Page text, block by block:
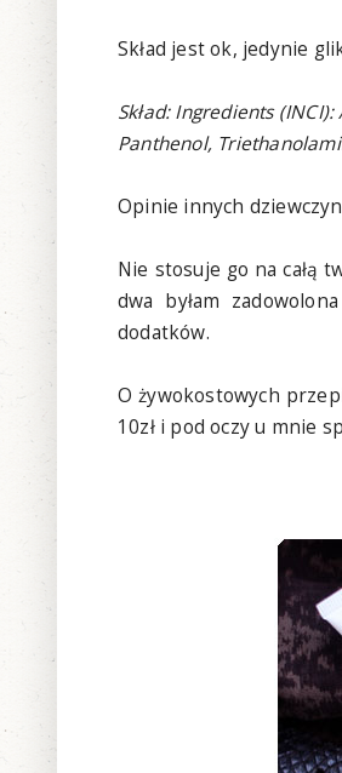
Skład jest ok, jedynie
Skład: Ingredients
Panthenol,
Opinie innych
Nie stosuje go na całą
dwa byłam
dodatków.
O żywokostowych
10zł i pod oczy u mnie